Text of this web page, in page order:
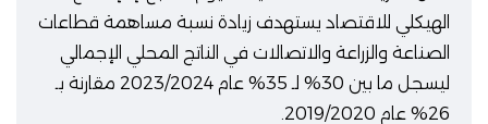
الهيكلي للاقتصاد يستهدف زيادة نسبة مساهمة قطاعات
الصناعة والزراعة والاتصالات في الناتج المحلي الإجمالي
ليسجل ما بين 30% لـ 35% عام 2023/2024 مقارنة بـ
26% عام 2019/2020.